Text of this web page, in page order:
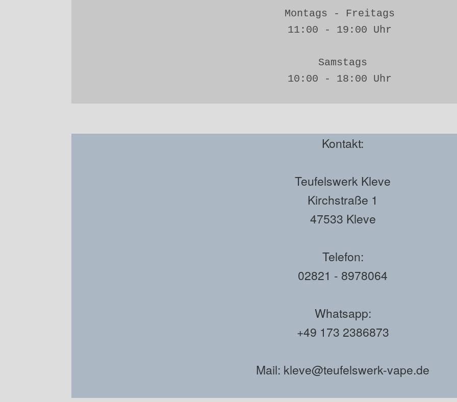
Montags - Freitags
11:00 - 19:00 Uhr
Samstags
10:00 - 18:00 Uhr
Kontakt:
Teufelswerk Kleve
Kirchstraße 1
47533 Kleve
Telefon:
02821 - 8978064
Whatsapp:
+49 173 2386873
Mail: kleve@teufelswerk-vape.de